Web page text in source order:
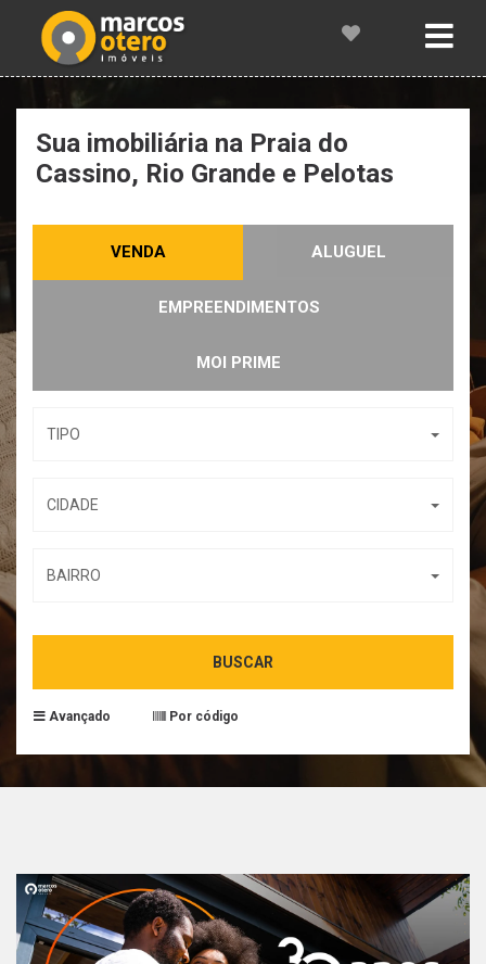
Sua imobiliária na Praia do
Cassino, Rio Grande e Pelotas
VENDA ALUGUEL
EMPREENDIMENTOS
MOI PRIME
TIPO
CIDADE
BAIRRO
BUSCAR
Avançado Por código